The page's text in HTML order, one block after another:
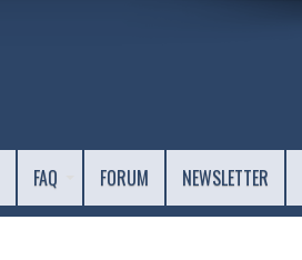
FAQ FORUM NEWSLETTER